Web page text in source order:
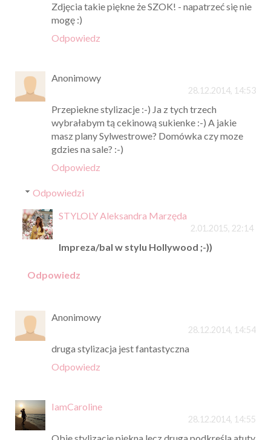
Zdjęcia takie piękne że SZOK! - napatrzeć się nie
mogę :)
Odpowiedz
Anonimowy
28.12.2014, 14:53
Przepiekne stylizacje :-) Ja z tych trzech
wybrałabym tą cekinową sukienke :-) A jakie
masz plany Sylwestrowe? Domówka czy moze
gdzies na sale? :-)
Odpowiedz
Odpowiedzi
STYLOLY Aleksandra Marzęda
2.01.2015, 22:14
Impreza/bal w stylu Hollywood ;-))
Odpowiedz
Anonimowy
28.12.2014, 14:54
druga stylizacja jest fantastyczna
Odpowiedz
IamCaroline
28.12.2014, 14:55